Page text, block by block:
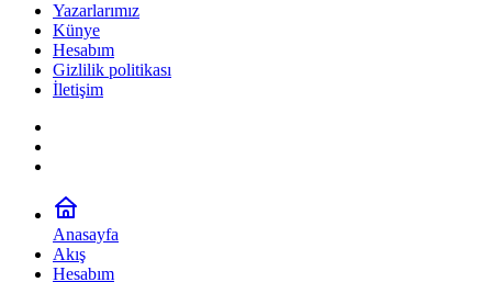
Yazarlarımız
Künye
Hesabım
Gizlilik politikası
İletişim
Anasayfa
Akış
Hesabım